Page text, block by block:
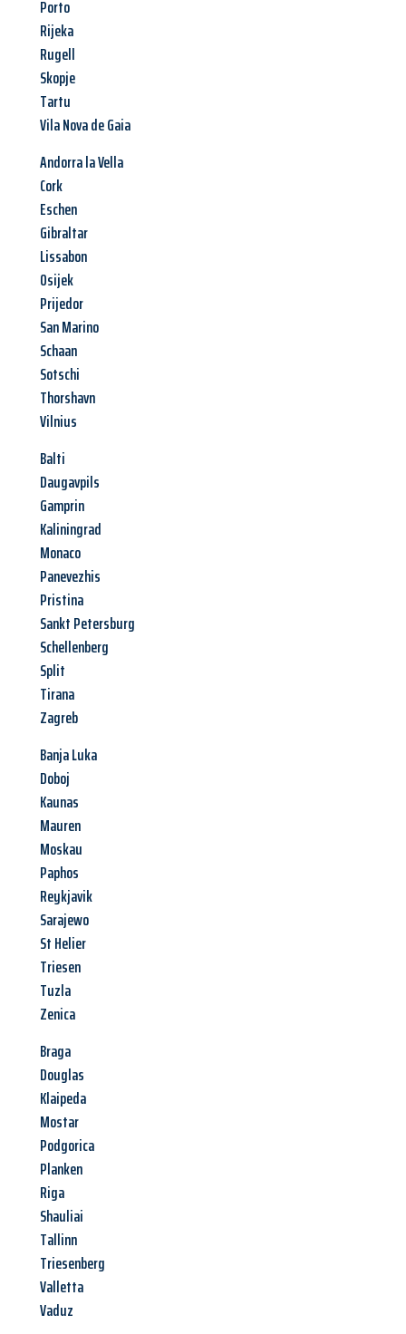
Porto
Rijeka
Rugell
Skopje
Tartu
Vila Nova de Gaia
Andorra la Vella
Cork
Eschen
Gibraltar
Lissabon
Osijek
Prijedor
San Marino
Schaan
Sotschi
Thorshavn
Vilnius
Balti
Daugavpils
Gamprin
Kaliningrad
Monaco
Panevezhis
Pristina
Sankt Petersburg
Schellenberg
Split
Tirana
Zagreb
Banja Luka
Doboj
Kaunas
Mauren
Moskau
Paphos
Reykjavik
Sarajewo
St Helier
Triesen
Tuzla
Zenica
Braga
Douglas
Klaipeda
Mostar
Podgorica
Planken
Riga
Shauliai
Tallinn
Triesenberg
Valletta
Vaduz